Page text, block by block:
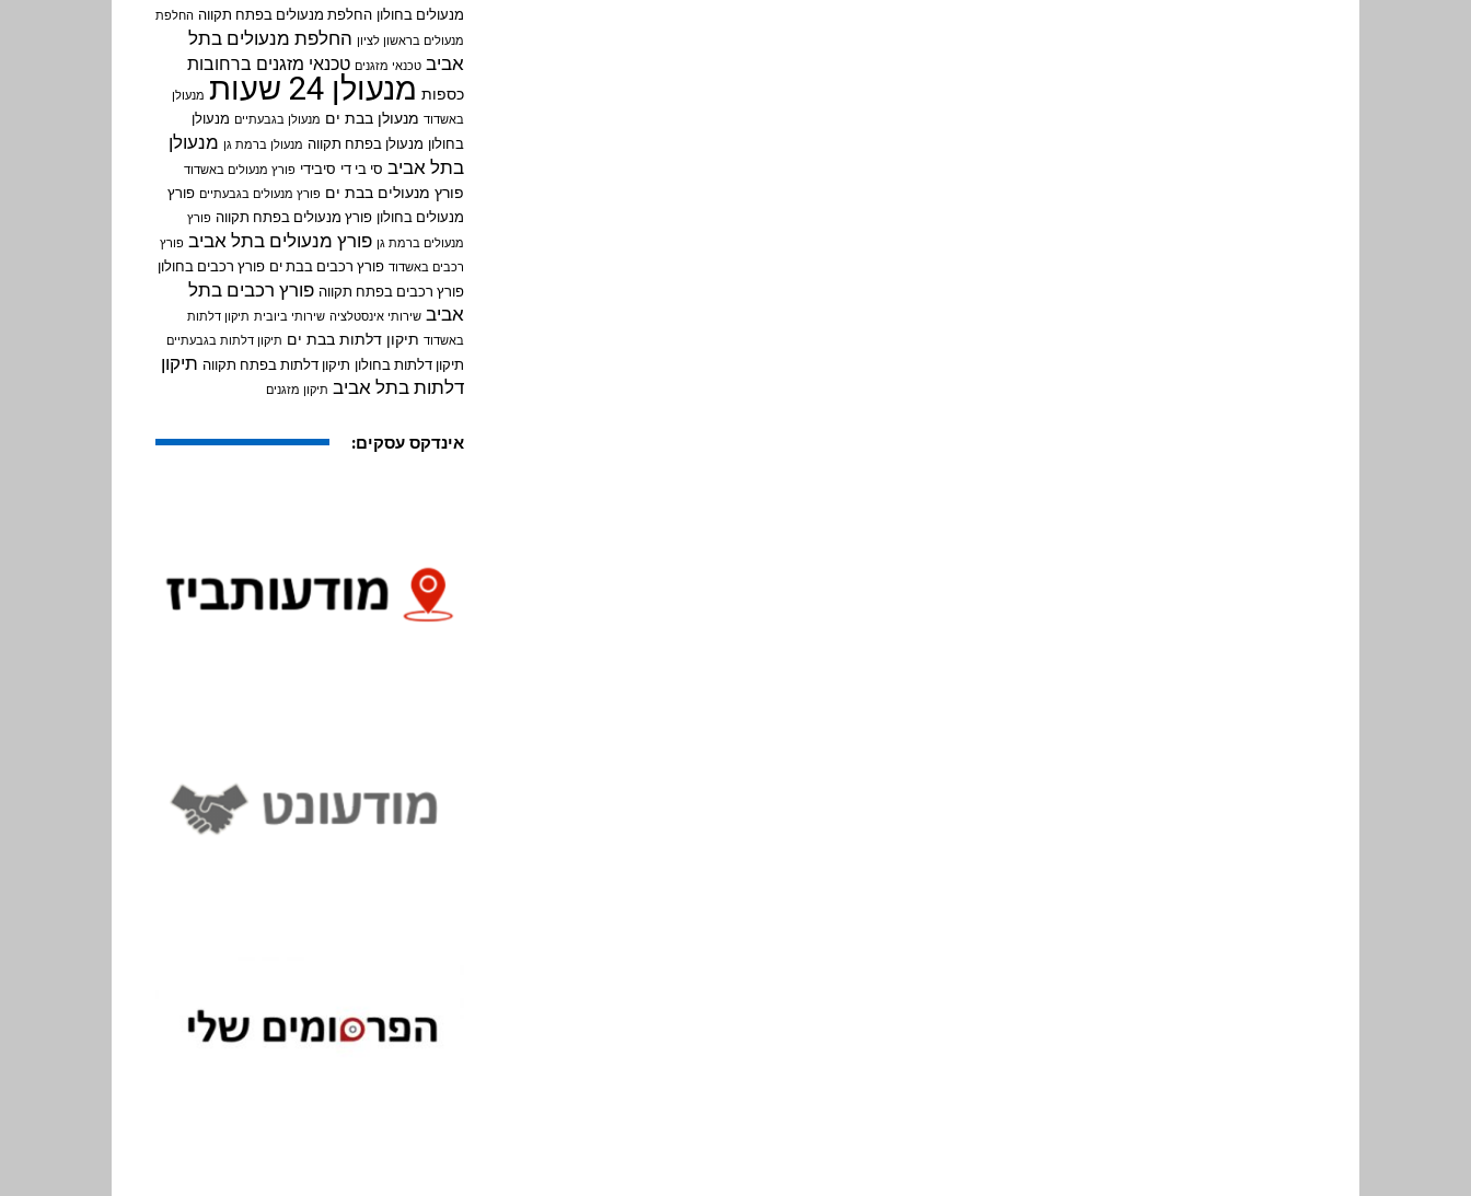
מנעולים בחולון החלפת מנעולים בפתח תקווה החלפת
מנעולים בראשון לציון החלפת מנעולים בתל
אביב טכנאי מזגנים טכנאי מזגנים ברחובות
כספות מנעולן 24 שעות
מנעולן
באשדוד מנעולן בבת ים מנעולן בגבעתיים מנעולן
בחולון מנעולן בפתח תקווה מנעולן ברמת גן מנעולן
בתל אביב סי בי די סיבידי פורץ מנעולים באשדוד
פורץ מנעולים בבת ים פורץ מנעולים בגבעתיים פורץ
מנעולים בחולון פורץ מנעולים בפתח תקווה פורץ
מנעולים ברמת גן פורץ מנעולים בתל אביב פורץ
רכבים באשדוד פורץ רכבים בבת ים פורץ רכבים בחולון
פורץ רכבים בפתח תקווה פורץ רכבים בתל
אביב שירותי אינסטלציה שירותי ביובית תיקון דלתות
באשדוד תיקון דלתות בבת ים תיקון דלתות בגבעתיים
תיקון דלתות בחולון תיקון דלתות בפתח תקווה תיקון
דלתות בתל אביב תיקון מזגנים
אינדקס עסקים: